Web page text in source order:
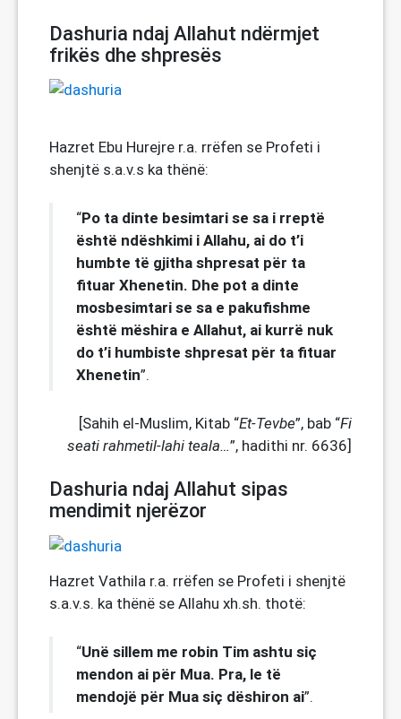
Dashuria ndaj Allahut ndërmjet
frikës dhe shpresës
Hazret Ebu Hurejre r.a. rrëfen se Profeti i
shenjtë s.a.v.s ka thënë:
“Po ta dinte besimtari se sa i rreptë
është ndëshkimi i Allahu, ai do t’i
humbte të gjitha shpresat për ta
fituar Xhenetin. Dhe pot a dinte
mosbesimtari se sa e pakufishme
është mëshira e Allahut, ai kurrë nuk
do t’i humbiste shpresat për ta fituar
Xhenetin”.
[Sahih el-Muslim, Kitab “Et-Tevbe”, bab “Fi
seati rahmetil-lahi teala…”, hadithi nr. 6636]
Dashuria ndaj Allahut sipas
mendimit njerëzor
Hazret Vathila r.a. rrëfen se Profeti i shenjtë
s.a.v.s. ka thënë se Allahu xh.sh. thotë:
“Unë sillem me robin Tim ashtu siç
mendon ai për Mua. Pra, le të
mendojë për Mua siç dëshiron ai”.